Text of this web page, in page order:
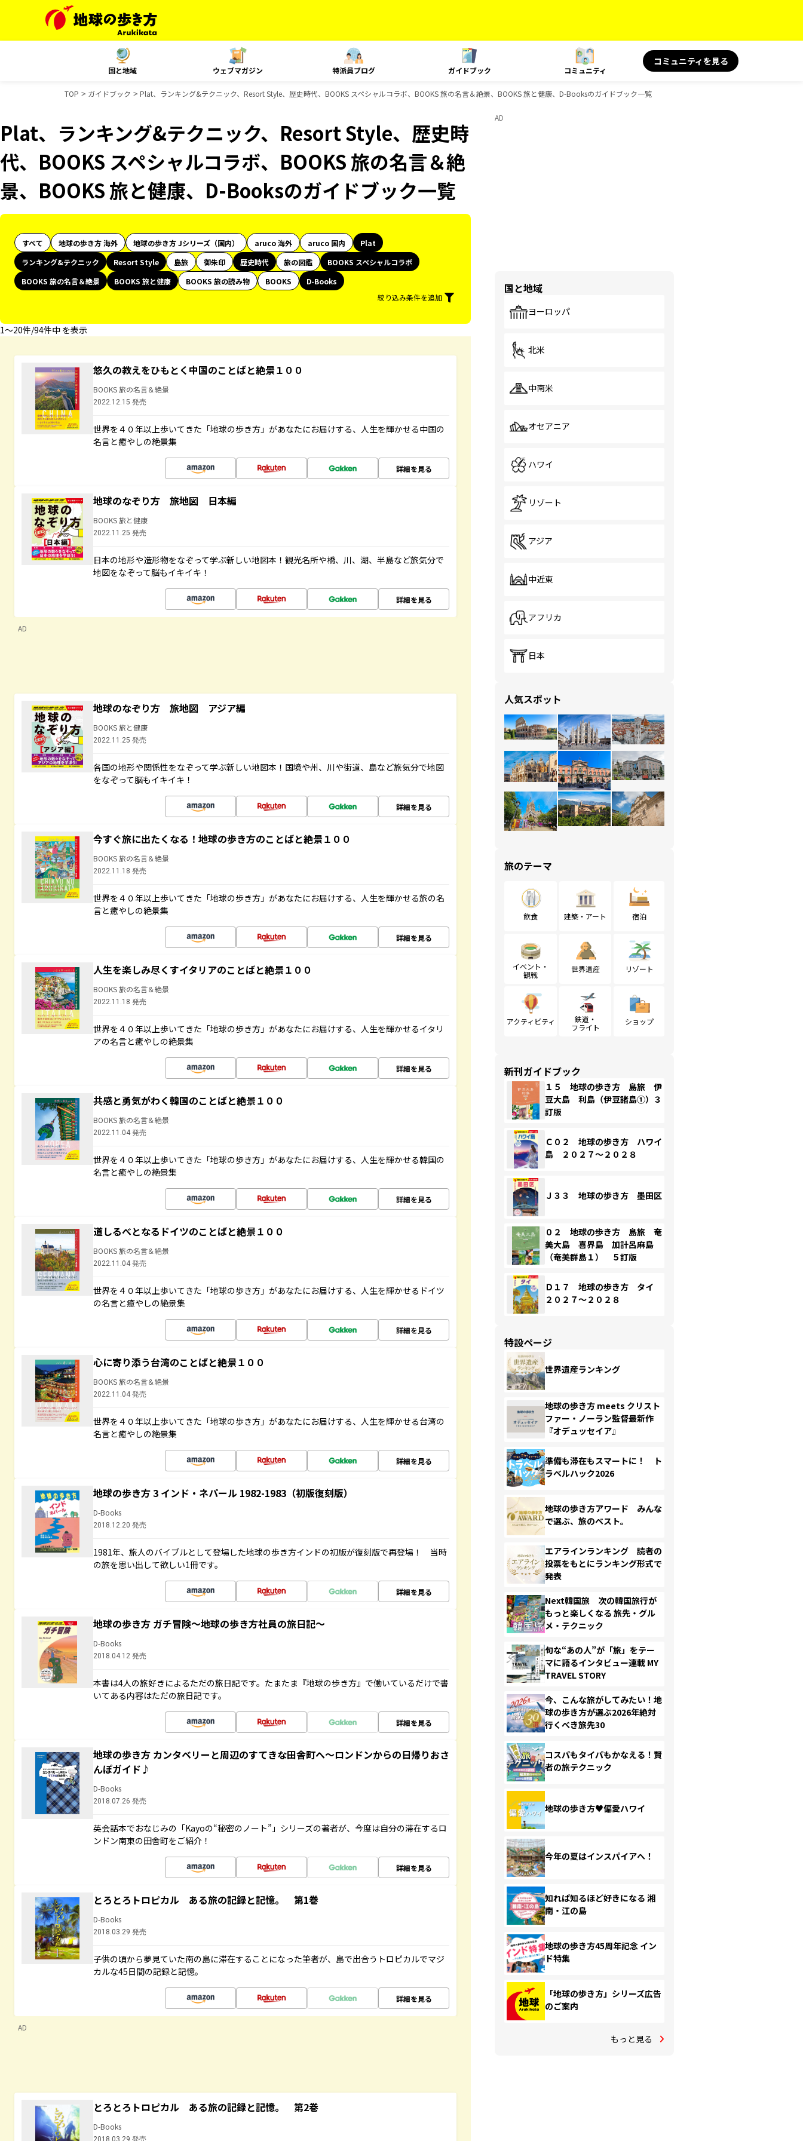
国と地域 ウェブマガジン 特派員ブログ ガイドブック コミュニティ
コミュニティを見る
TOP ガイドブック Plat、ランキング&テクニック、Resort Style、歴史時代、BOOKS スペシャルコラボ、BOOKS 旅の名言＆絶景、BOOKS 旅と健康、D-Booksのガイドブック一覧
Plat、ランキング&テクニック、Resort Style、歴史時
代、BOOKS スペシャルコラボ、BOOKS 旅の名言＆絶
景、BOOKS 旅と健康、D-Booksのガイドブック一覧
すべて 地球の歩き方 海外 地球の歩き方 Jシリーズ（国内） aruco 海外 aruco 国内
Plat
ランキング&テクニック
Resort Style 島旅 御朱印 歴史時代 旅の図鑑
BOOKS スペシャルコラボ
BOOKS 旅の名言＆絶景
BOOKS 旅と健康 BOOKS 旅の読み物 BOOKS
D-Books
絞り込み条件を追加
1〜20件/94件中 を表示
悠久の教えをひもとく中国のことばと絶景１００
BOOKS 旅の名言＆絶景
2022.12.15 発売
世界を４０年以上歩いてきた「地球の歩き方」があなたにお届けする、人生を輝かせる中国の
名言と癒やしの絶景集
詳細を見る
地球のなぞり方 旅地図 日本編
BOOKS 旅と健康
2022.11.25 発売
日本の地形や造形物をなぞって学ぶ新しい地図本！観光名所や橋、川、湖、半島など旅気分で
地図をなぞって脳もイキイキ！
詳細を見る
AD
地球のなぞり方 旅地図 アジア編
BOOKS 旅と健康
2022.11.25 発売
各国の地形や関係性をなぞって学ぶ新しい地図本！国境や州、川や街道、島など旅気分で地図
をなぞって脳もイキイキ！
詳細を見る
今すぐ旅に出たくなる！地球の歩き方のことばと絶景１００
BOOKS 旅の名言＆絶景
2022.11.18 発売
世界を４０年以上歩いてきた「地球の歩き方」があなたにお届けする、人生を輝かせる旅の名
言と癒やしの絶景集
詳細を見る
人生を楽しみ尽くすイタリアのことばと絶景１００
BOOKS 旅の名言＆絶景
2022.11.18 発売
世界を４０年以上歩いてきた「地球の歩き方」があなたにお届けする、人生を輝かせるイタリ
アの名言と癒やしの絶景集
詳細を見る
共感と勇気がわく韓国のことばと絶景１００
BOOKS 旅の名言＆絶景
2022.11.04 発売
世界を４０年以上歩いてきた「地球の歩き方」があなたにお届けする、人生を輝かせる韓国の
名言と癒やしの絶景集
詳細を見る
道しるべとなるドイツのことばと絶景１００
BOOKS 旅の名言＆絶景
2022.11.04 発売
世界を４０年以上歩いてきた「地球の歩き方」があなたにお届けする、人生を輝かせるドイツ
の名言と癒やしの絶景集
詳細を見る
心に寄り添う台湾のことばと絶景１００
BOOKS 旅の名言＆絶景
2022.11.04 発売
世界を４０年以上歩いてきた「地球の歩き方」があなたにお届けする、人生を輝かせる台湾の
名言と癒やしの絶景集
詳細を見る
地球の歩き方 3 インド・ネパール 1982-1983（初版復刻版）
D-Books
2018.12.20 発売
1981年、旅人のバイブルとして登場した地球の歩き方インドの初版が復刻版で再登場！ 当時
の旅を思い出して欲しい1冊です。
詳細を見る
地球の歩き方 ガチ冒険～地球の歩き方社員の旅日記～
D-Books
2018.04.12 発売
本書は4人の旅好きによるただの旅日記です。たまたま『地球の歩き方』で働いているだけで書
いてある内容はただの旅日記です。
詳細を見る
地球の歩き方 カンタベリーと周辺のすてきな田舎町へ～ロンドンからの日帰りおさ
んぽガイド♪
D-Books
2018.07.26 発売
英会話本でおなじみの「Kayoの“秘密のノート”」シリーズの著者が、今度は自分の滞在するロ
ンドン南東の田舎町をご紹介！
詳細を見る
とろとろトロピカル ある旅の記録と記憶。 第1巻
D-Books
2018.03.29 発売
子供の頃から夢見ていた南の島に滞在することになった筆者が、島で出合うトロピカルでマジ
カルな45日間の記録と記憶。
詳細を見る
AD
とろとろトロピカル ある旅の記録と記憶。 第2巻
D-Books
2018.03.29 発売
AD
国と地域
ヨーロッパ
北米
中南米
オセアニア
ハワイ
リゾート
アジア
中近東
アフリカ
日本
人気スポット
旅のテーマ
飲食 建築・アート 宿泊
イベント・
観戦
世界遺産 リゾート
アクティビティ
鉄道・
フライト
ショップ
新刊ガイドブック
１５ 地球の歩き方 島旅 伊
豆大島 利島（伊豆諸島①）３
訂版
Ｃ０２ 地球の歩き方 ハワイ
島 ２０２７～２０２８
Ｊ３３ 地球の歩き方 墨田区
０２ 地球の歩き方 島旅 奄
美大島 喜界島 加計呂麻島
（奄美群島１） ５訂版
Ｄ１７ 地球の歩き方 タイ
２０２７～２０２８
特設ページ
世界遺産ランキング
地球の歩き方 meets クリスト
ファー・ノーラン監督最新作
『オデュッセイア』
準備も滞在もスマートに！ ト
ラベルハック2026
地球の歩き方アワード みんな
で選ぶ、旅のベスト。
エアラインランキング 読者の
投票をもとにランキング形式で
発表
Next韓国旅 次の韓国旅行が
もっと楽しくなる 旅先・グル
メ・テクニック
旬な“あの人”が「旅」をテー
マに語るインタビュー連載 MY
TRAVEL STORY
今、こんな旅がしてみたい！地
球の歩き方が選ぶ2026年絶対
行くべき旅先30
コスパもタイパもかなえる！賢
者の旅テクニック
地球の歩き方♥偏愛ハワイ
今年の夏はインスパイアへ！
知れば知るほど好きになる 湘
南・江の島
地球の歩き方45周年記念 イン
ド特集
「地球の歩き方」シリーズ広告
のご案内
もっと見る